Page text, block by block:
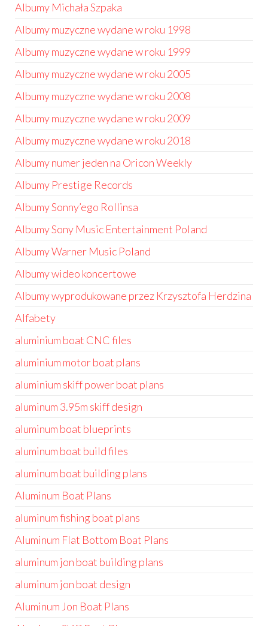
Albumy Michała Szpaka
Albumy muzyczne wydane w roku 1998
Albumy muzyczne wydane w roku 1999
Albumy muzyczne wydane w roku 2005
Albumy muzyczne wydane w roku 2008
Albumy muzyczne wydane w roku 2009
Albumy muzyczne wydane w roku 2018
Albumy numer jeden na Oricon Weekly
Albumy Prestige Records
Albumy Sonny’ego Rollinsa
Albumy Sony Music Entertainment Poland
Albumy Warner Music Poland
Albumy wideo koncertowe
Albumy wyprodukowane przez Krzysztofa Herdzina
Alfabety
aluminium boat CNC files
aluminium motor boat plans
aluminium skiff power boat plans
aluminum 3.95m skiff design
aluminum boat blueprints
aluminum boat build files
aluminum boat building plans
Aluminum Boat Plans
aluminum fishing boat plans
Aluminum Flat Bottom Boat Plans
aluminum jon boat building plans
aluminum jon boat design
Aluminum Jon Boat Plans